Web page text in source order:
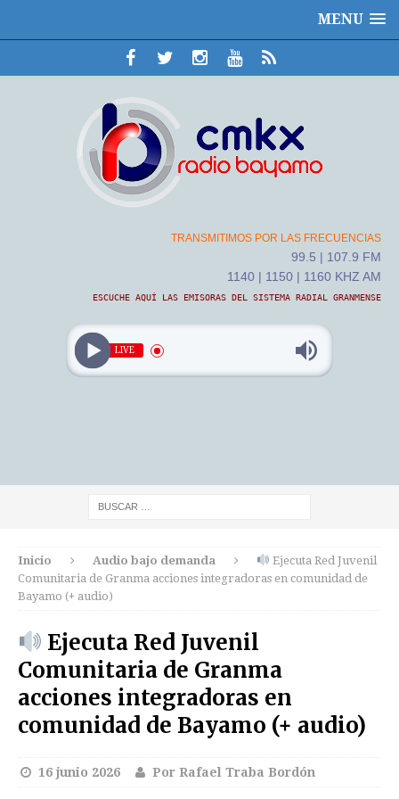
MENU
TRANSMITIMOS POR LAS FRECUENCIAS
99.5 | 107.9 FM
1140 | 1150 | 1160 KHZ AM
ESCUCHE AQUÍ LAS EMISORAS DEL SISTEMA RADIAL GRANMENSE
LIVE
Inicio Audio bajo demanda
Ejecuta Red Juvenil
Comunitaria de Granma acciones integradoras en comunidad de
Bayamo (+ audio)
Ejecuta Red Juvenil
Comunitaria de Granma
acciones integradoras en
comunidad de Bayamo (+ audio)
16 junio 2026 Por Rafael Traba Bordón